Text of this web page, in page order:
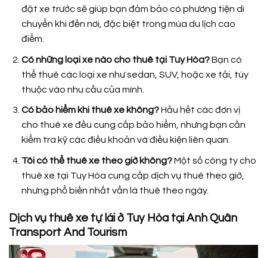
đặt xe trước sẽ giúp bạn đảm bảo có phương tiện di
chuyển khi đến nơi, đặc biệt trong mùa du lịch cao
điểm.
Có những loại xe nào cho thuê tại Tuy Hòa?Bạn có
thể thuê các loại xe như sedan, SUV, hoặc xe tải, tùy
thuộc vào nhu cầu của mình.
Có bảo hiểm khi thuê xe không?Hầu hết các đơn vị
cho thuê xe đều cung cấp bảo hiểm, nhưng bạn cần
kiểm tra kỹ các điều khoản và điều kiện liên quan.
Tôi có thể thuê xe theo giờ không?Một số công ty cho
thuê xe tại Tuy Hòa cung cấp dịch vụ thuê theo giờ,
nhưng phổ biến nhất vẫn là thuê theo ngày.
Dịch vụ thuê xe tự lái ở Tuy Hòa tại Anh Quân
Transport And Tourism